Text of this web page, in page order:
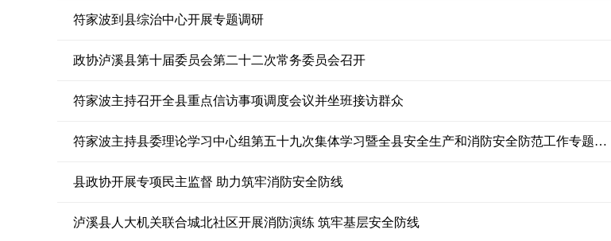
符家波到县综治中心开展专题调研
政协泸溪县第十届委员会第二十二次常务委员会召开
符家波主持召开全县重点信访事项调度会议并坐班接访群众
符家波主持县委理论学习中心组第五十九次集体学习暨全县安全生产和消防安全防范工作专题部署会
县政协开展专项民主监督 助力筑牢消防安全防线
泸溪县人大机关联合城北社区开展消防演练 筑牢基层安全防线